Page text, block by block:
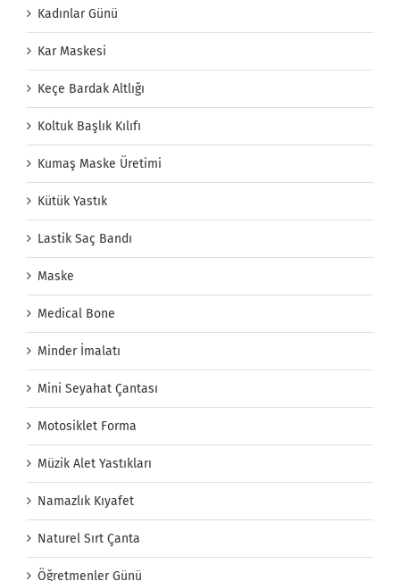
Kadınlar Günü
Kar Maskesi
Keçe Bardak Altlığı
Koltuk Başlık Kılıfı
Kumaş Maske Üretimi
Kütük Yastık
Lastik Saç Bandı
Maske
Medical Bone
Minder İmalatı
Mini Seyahat Çantası
Motosiklet Forma
Müzik Alet Yastıkları
Namazlık Kıyafet
Naturel Sırt Çanta
Öğretmenler Günü